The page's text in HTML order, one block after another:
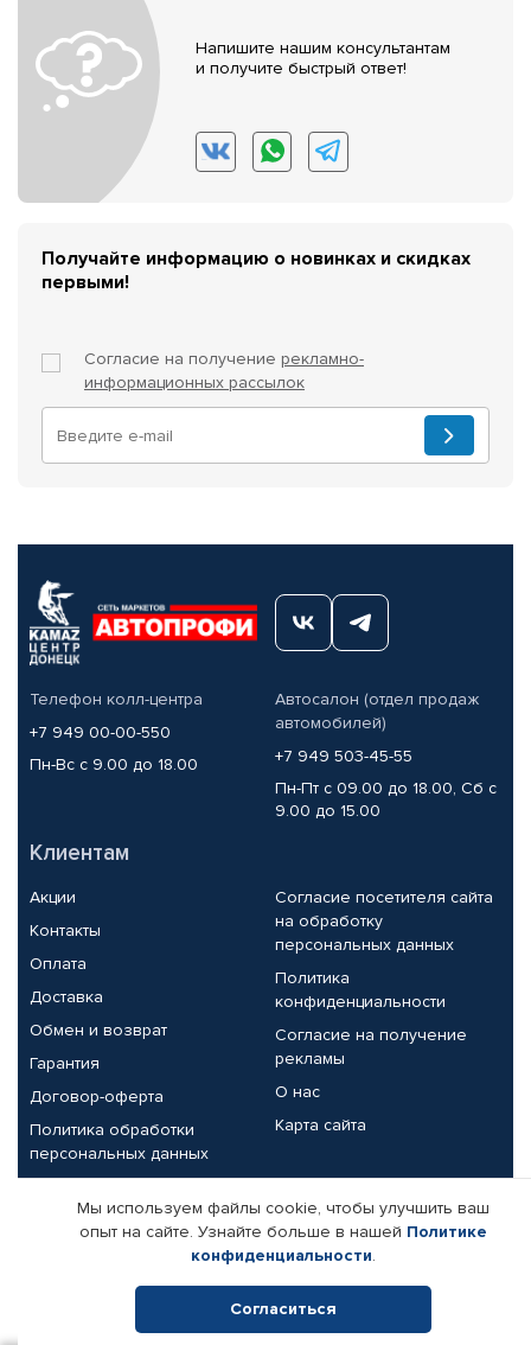
Напишите нашим консультантам
и получите быстрый ответ!
Получайте информацию о новинках и скидках
первыми!
Согласие на получение рекламно-
информационных рассылок
Телефон колл-центра
+7 949 00-00-550
Пн-Вс с 9.00 до 18.00
Автосалон (отдел продаж
автомобилей)
+7 949 503-45-55
Пн-Пт с 09.00 до 18.00, Сб с
9.00 до 15.00
Клиентам
Акции
Контакты
Оплата
Доставка
Обмен и возврат
Гарантия
Договор-оферта
Политика обработки
персональных данных
Согласие посетителя сайта
на обработку
персональных данных
Политика
конфиденциальности
Согласие на получение
рекламы
О нас
Карта сайта
Партнерам
Корпоративным клиентам
Поставщикам
Реквизиты компании
Мы используем файлы cookie, чтобы улучшить ваш
опыт на сайте. Узнайте больше в нашей Политике
конфиденциальности.
Согласиться